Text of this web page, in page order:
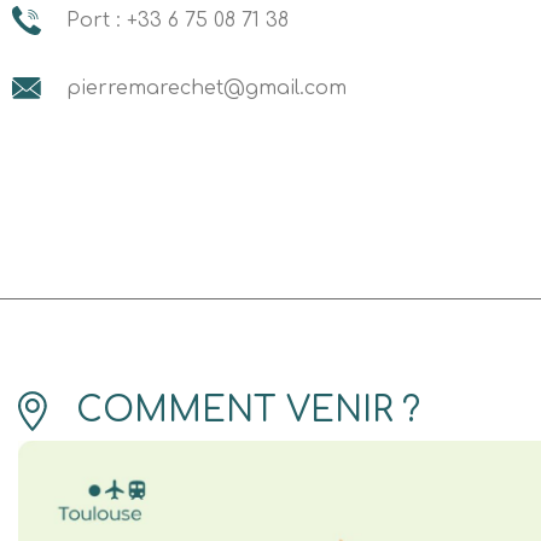
Port : +33 6 75 08 71 38
pierremarechet@gmail.com
COMMENT VENIR ?